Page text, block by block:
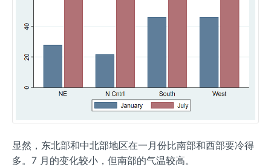
显然，东北部和中北部地区在一月份比南部和西部要冷得
多。7 月的变化较小，但南部的气温较高。